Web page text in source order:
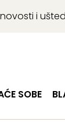
i
SOBE